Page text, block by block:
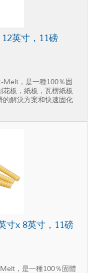
英寸，11磅
Melt，是一種100％固
板，紙板，瓦楞紙板
的解決方案和快速固化
寸x 8英寸，11磅
，是一種100％固體